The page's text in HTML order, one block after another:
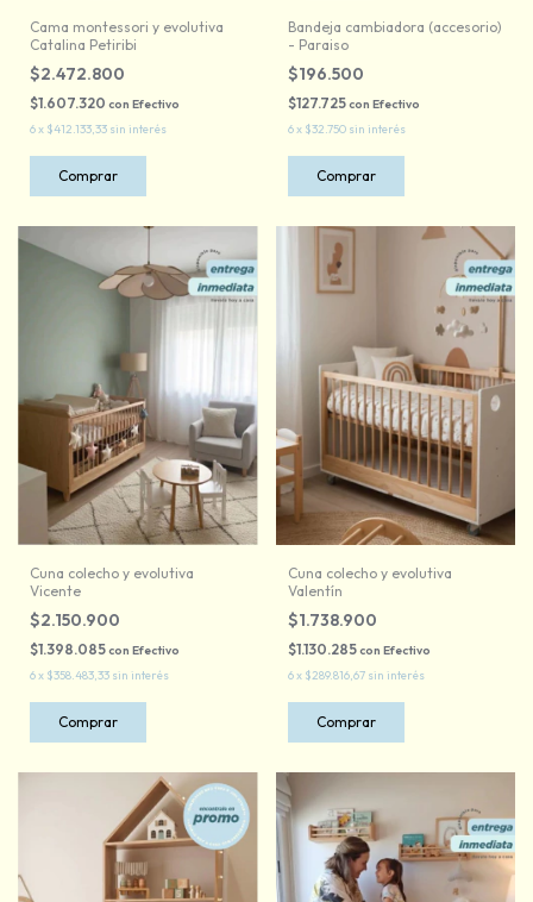
Cama montessori y evolutiva
Catalina Petiribi
$2.472.800
$1.607.320 con Efectivo
6x $412.133,33 sin interés
Comprar
Bandeja cambiadora (accesorio)
- Paraiso
$196.500
$127.725con Efectivo
6x $32.750 sin interés
Comprar
Cuna colecho y evolutiva
Vicente
$2.150.900
$1.398.085con Efectivo
6x $358.483,33 sin interés
Comprar
Cuna colecho y evolutiva
Valentín
$1.738.900
$1.130.285con Efectivo
6x $289.816,67 sin interés
Comprar